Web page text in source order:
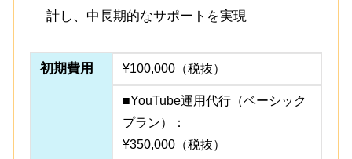
計し、中長期的なサポートを実現
初期費用 ¥100,000（税抜）
■YouTube運用代行（ベーシック
プラン）：
¥350,000（税抜）